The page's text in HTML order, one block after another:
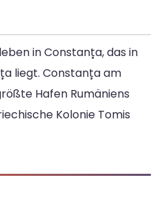
in Constanța, das in
liegt. Constanța am
Hafen Rumäniens
Kolonie Tomis